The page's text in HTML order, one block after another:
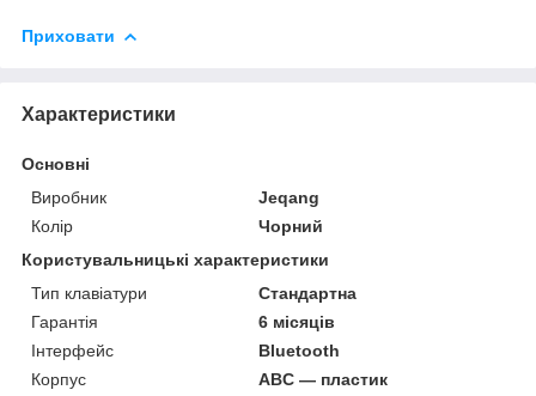
Приховати
Характеристики
Основні
Виробник
Jeqang
Колір
Чорний
Користувальницькі характеристики
Тип клавіатури
Стандартна
Гарантія
6 місяців
Інтерфейс
Bluetooth
Корпус
ABC — пластик